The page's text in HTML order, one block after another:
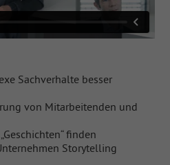
Sachverhalte besser
von Mitarbeitenden und
finden
Storytelling